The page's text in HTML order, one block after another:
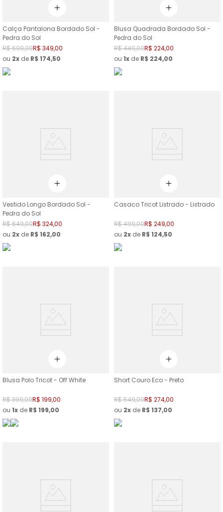
Calça Pantalona Bordado Sol -
Pedra do Sol
R$699,00R$ 349,00
ou 2 de R$ 174,50
Blusa Quadrada Bordado Sol -
Pedra do Sol
R$449,00R$ 224,00
ou 1 de R$ 224,00
Vestido Longo Bordado Sol -
Pedra do Sol
R$649,00R$ 324,00
ou 2 de R$ 162,00
Casaco Tricot Listrado - Listrado
R$499,00R$ 249,00
ou 2 de R$ 124,50
Blusa Polo Tricot - Off White
R$399,00R$ 199,00
ou 1 de R$ 199,00
Short Couro Eco - Preto
R$549,00R$ 274,00
ou 2 de R$ 137,00